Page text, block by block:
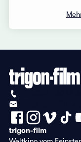
trigon-film